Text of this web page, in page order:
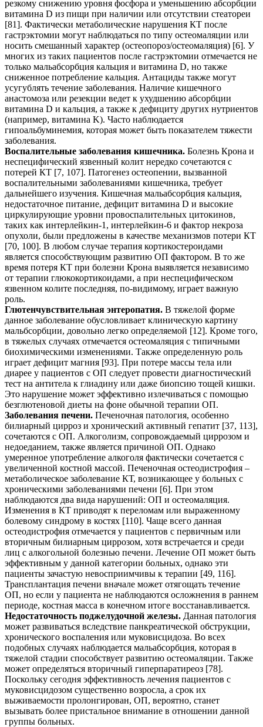
резкому снижению уровня фосфора и уменьшению абсорбции
витамина D из пищи при наличии или отсутствии стеатореи
[81]. Фактически метаболические нарушения КТ после
гастрэктомии могут наблюдаться по типу остеомаляции или
носить смешанный характер (остеопороз/остеомаляция) [6]. У
многих из таких пациентов после гастрэктомии отмечается не
только мальабсорбция кальция и витамина D, но также
сниженное потребление кальция. Антациды также могут
усугублять течение заболевания. Наличие кишечного
анастомоза или резекции ведет к ухудшению абсорбции
витамина D и кальция, а также к дефициту других нутриентов
(например, витамина K). Часто наблюдается
гипоальбуминемия, которая может быть показателем тяжести
заболевания.
Воспалительные заболевания кишечника. Болезнь Крона и
неспецифический язвенный колит нередко сочетаются с
потерей КТ [7, 107]. Патогенез остеопении, вызванной
воспалительными заболеваниями кишечника, требует
дальнейшего изучения. Кишечная мальабсорбция кальция,
недостаточное питание, дефицит витамина D и высокие
циркулирующие уровни провоспалительных цитокинов,
таких как интерлейкин-1, интерлейкин-6 и фактор некроза
опухоли, были предложены в качестве механизмов потери КТ
[70, 100]. В любом случае терапия кортикостероидами
является способствующим развитию ОП фактором. В то же
время потеря КТ при болезни Крона выявляется независимо
от терапии глюкокортикоидами, а при неспецифическом
язвенном колите последняя, по-видимому, играет важную
роль.
Глютенчувствительная энтеропатия. В тяжелой форме
данное заболевание обусловливает клиническую картину
мальбсорбции, довольно легко определяемой [12]. Кроме того,
в тяжелых случаях отмечается остеомаляция с типичными
биохимическими изменениями. Также определенную роль
играет дефицит магния [93]. При потере массы тела или
диарее у пациентов с ОП следует провести диагностический
тест на антитела к глиадину или даже биопсию тощей кишки.
Это нарушение может эффективно излечиваться с помощью
безглютеновой диеты на фоне обычной терапии ОП.
Заболевания печени. Печеночная патология, особенно
билиарный цирроз и хронический активный гепатит [37, 113],
сочетаются с ОП. Алкоголизм, сопровождаемый циррозом и
недоеданием, также является причиной ОП. Однако
умеренное употребление алкоголя фактически сочетается с
увеличенной костной массой. Печеночная остеодистрофия –
метаболическое заболевание КТ, возникающее у больных с
хроническими заболеваниями печени [6]. При этом
наблюдаются два вида нарушений: ОП и остеомаляция.
Изменения в КТ приводят к переломам или выраженному
болевому синдрому в костях [110]. Чаще всего данная
остеодистрофия отмечается у пациентов с первичным или
вторичным билиарным циррозом, хотя встречается и среди
лиц с алкогольной болезнью печени. Лечение ОП может быть
эффективным у данной категории больных, однако эти
пациенты зачастую невосприимчивы к терапии [49, 116].
Трансплантация печени вначале может отягощать течение
ОП, но если у пациента не наблюдаются осложнения в раннем
периоде, костная масса в конечном итоге восстанавливается.
Недостаточность поджелудочной железы. Данная патология
может развиваться вследствие панкреатической обструкции,
хронического воспаления или муковисцидоза. Во всех
подобных случаях наблюдается мальабсорбция, которая в
тяжелой стадии способствует развитию остеомаляции. Также
может определяться вторичный гиперпаратиреоз [78].
Поскольку сегодня эффективность лечения пациентов с
муковисцидозом существенно возросла, а срок их
выживаемости пролонгирован, ОП, вероятно, станет
вызывать более пристальное внимание в отношении данной
группы больных.